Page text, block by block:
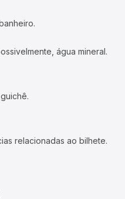
água mineral.
relacionadas ao bilhete.